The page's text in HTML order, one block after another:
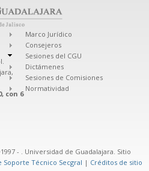
con 6
Marco Jurídico
Consejeros
Sesiones del CGU
Dictámenes
Sesiones de Comisiones
Normatividad
- . Universidad de Guadalajara. Sitio
Soporte Técnico Secgral | Créditos de sitio